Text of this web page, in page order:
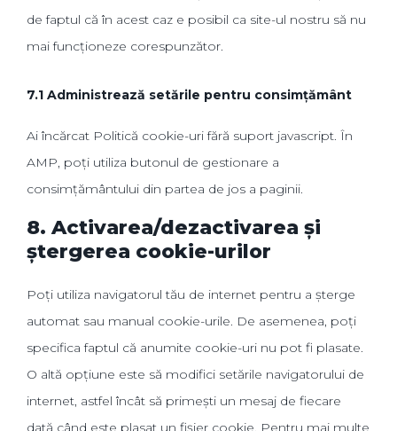
de faptul că în acest caz e posibil ca site-ul nostru să nu
mai funcționeze corespunzător.
7.1 Administrează setările pentru consimțământ
Ai încărcat Politică cookie-uri fără suport javascript. În
AMP, poți utiliza butonul de gestionare a
consimțământului din partea de jos a paginii.
8. Activarea/dezactivarea și
ștergerea cookie-urilor
Poți utiliza navigatorul tău de internet pentru a șterge
automat sau manual cookie-urile. De asemenea, poți
specifica faptul că anumite cookie-uri nu pot fi plasate.
O altă opțiune este să modifici setările navigatorului de
internet, astfel încât să primești un mesaj de fiecare
dată când este plasat un fișier cookie. Pentru mai multe